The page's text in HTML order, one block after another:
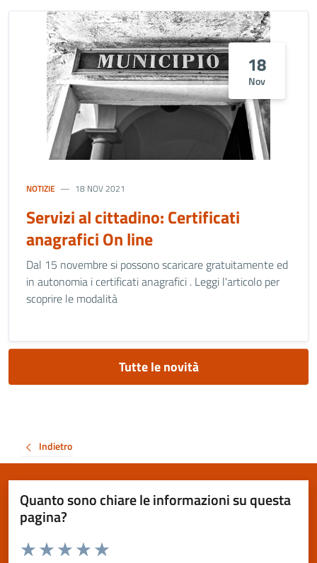
18
Nov
NOTIZIE 18 NOV 2021
Servizi al cittadino: Certificati
anagrafici On line
Dal 15 novembre si possono scaricare gratuitamente ed
in autonomia i certificati anagrafici . Leggi l'articolo per
scoprire le modalità
Tutte le novità
Indietro
Quanto sono chiare le informazioni su questa
pagina?
Valuta da 1 a 5 stelle la pagina